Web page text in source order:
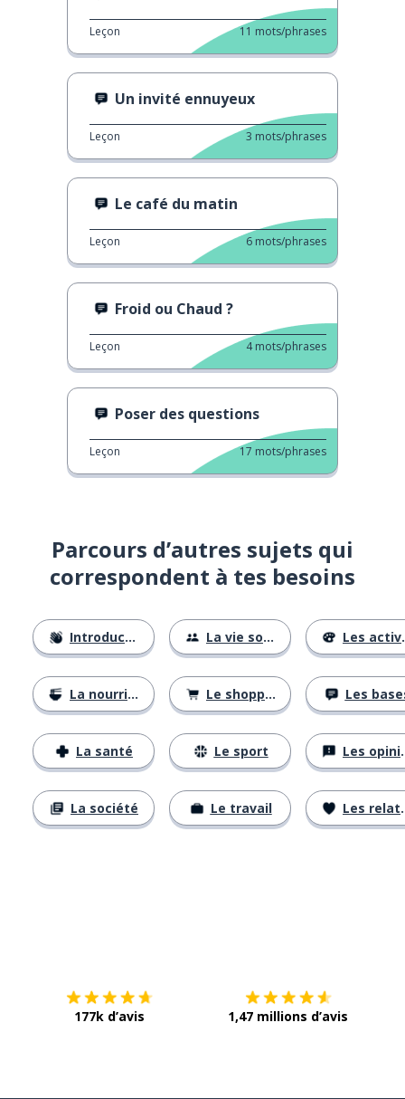
Leçon 11 mots/phrases
Un invité ennuyeux
Leçon 3 mots/phrases
Le café du matin
Leçon 6 mots/phrases
Froid ou Chaud ?
Leçon 4 mots/phrases
Poser des questions
Leçon 17 mots/phrases
Parcours d’autres sujets qui
correspondent à tes besoins
Introductions
La nourriture
La santé
La société
La vie sociale
Le shopping
Le sport
Le travail
Les activités
Les
Les opinions
Les relations
177k d’avis 1,47 millions d’avis